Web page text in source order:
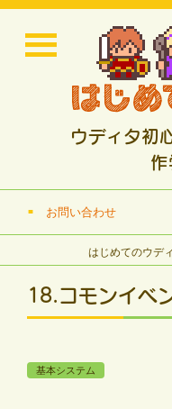
ウディタ初
作
お問い合わせ
はじめてのウデ
18.コモンイベ
基本システム